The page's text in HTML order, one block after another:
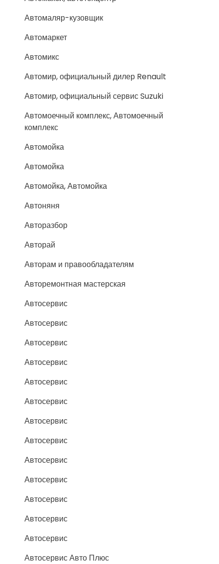
Автомаляр-кузовщик
Автомаркет
Автомикс
Автомир, официальный дилер Renault
Автомир, официальный сервис Suzuki
Автомоечный комплекс, Автомоечный
комплекс
Автомойка
Автомойка
Автомойка, Автомойка
Автоняня
Авторазбор
Авторай
Авторам и правообладателям
Авторемонтная мастерская
Автосервис
Автосервис
Автосервис
Автосервис
Автосервис
Автосервис
Автосервис
Автосервис
Автосервис
Автосервис
Автосервис
Автосервис
Автосервис
Автосервис Авто Плюс